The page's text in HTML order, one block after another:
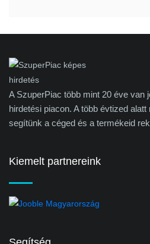
A SzuperPiac több mint 20 éve van
hirdetési piacon. A több évtized
segítünk a céged és a termékeid
Kiemelt partnereink